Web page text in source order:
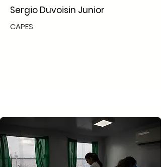
Sergio Duvoisin Junior
CAPES